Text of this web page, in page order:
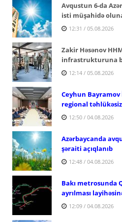
Avqustun 6-da
isti müşahidə
12:31 / 05.08.2026
Zakir Həsənov
infrastrukturuna
12:14 / 05.08.2026
Ceyhun
regional
12:50 / 04.08.2026
Azərbaycanda
şəraiti açıqlanıb
12:48 / 04.08.2026
Bakı metrosunda
ayrılması
12:09 / 04.08.2026